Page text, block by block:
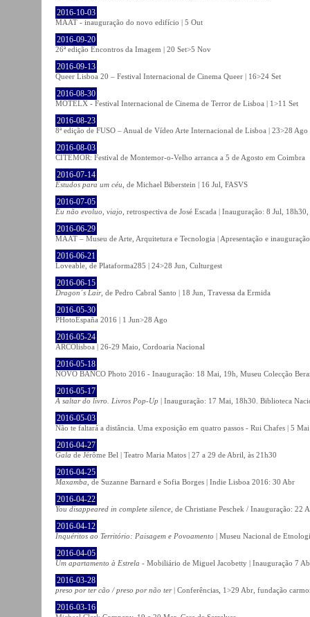
2016-10-03
MAAT - inauguração do novo edifício | 5 Out
2016-09-20
26ª edição Encontros da Imagem | 20 Set>5 Nov
2016-09-13
Queer Lisboa 20 – Festival Internacional de Cinema Queer | 16>24 Set
2016-08-30
MOTELX - Festival Internacional de Cinema de Terror de Lisboa | 1>11 Set
2016-08-23
8ª edição de FUSO – Anual de Vídeo Arte Internacional de Lisboa | 23>28 Ago
2016-08-03
CITEMOR: Festival de Montemor-o-Velho arranca a 5 de Agosto em Coimbra
2016-07-14
Estudos para um céu , de Michael Biberstein | 16 Jul, FASVS
2016-07-05
Eu não evoluo, viajo , retrospectiva de José Escada | Inauguração: 8 Jul,
2016-06-29
MAAT – Museu de Arte, Arquitetura e Tecnologia | Apresentação e
2016-06-21
Loveable, de Plataforma285 | 24>28 Jun, Culturgest
2016-06-15
Dragon´s Lair, de Pedro Cabral Santo | 18 Jun, Travessa da Ermida
2016-05-30
PHotoEspaña 2016 | 1 Jun>28 Ago
2016-05-24
ARCOlisboa | 26-29 Maio, Cordoaria Nacional
2016-05-18
NOVO BANCO Photo 2016 - Inauguração: 18 Mai, 19h, Museu Colecção
2016-05-17
A saltar do livro. Livros Pop-Up | Inauguração: 17 Mai, 18h30. Biblioteca
2016-05-03
Não te faltará a distância. Uma exposição em quatro passos - Rui Chafes | 5
2016-04-27
Gala de Jérôme Bel | Teatro Maria Matos | 27 a 29 de Abril, às 21h30
2016-04-25
Maxamba , de Suzanne Barnard e Sofia Borges | Indie Lisboa 2016: 30 Abr
2016-04-22
You disappeared in complete silence , de Christiane Peschek / Inauguração: 22
2016-04-12
Inquéritos ao Território: Paisagem e Povoamento | Museu Nacional de
2016-04-05
Um apartamento à Estrela - Mobiliário de Miguel Jacobetty | Inauguração 7
2016-03-28
preso por ter cão / preso por não ter| Conferências, 1>29 Abr, fundação
2016-03-16